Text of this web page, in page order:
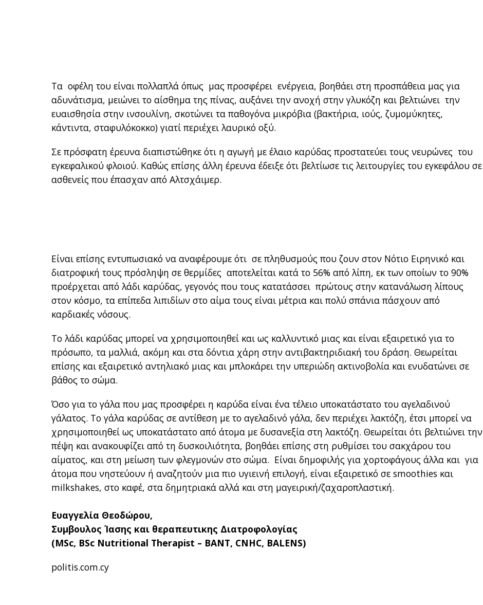
Τα οφέλη του είναι πολλαπλά όπως μας προσφέρει ενέργεια, βοηθάει στη προσπάθεια μας για
αδυνάτισμα, μειώνει το αίσθημα της πίνας, αυξάνει την ανοχή στην γλυκόζη και βελτιώνει την
ευαισθησία στην ινσουλίνη, σκοτώνει τα παθογόνα μικρόβια (βακτήρια, ιούς, ζυμομύκητες,
κάντιντα, σταφυλόκοκκο) γιατί περιέχει λαυρικό οξύ.
Σε πρόσφατη έρευνα διαπιστώθηκε ότι η αγωγή με έλαιο καρύδας προστατεύει τους νευρώνες του
εγκεφαλικού φλοιού. Καθώς επίσης άλλη έρευνα έδειξε ότι βελτίωσε τις λειτουργίες του εγκεφάλου σε
ασθενείς που έπασχαν από Αλτσχάιμερ.
Είναι επίσης εντυπωσιακό να αναφέρουμε ότι σε πληθυσμούς που ζουν στον Νότιο Ειρηνικό και
διατροφική τους πρόσληψη σε θερμίδες αποτελείται κατά το 56% από λίπη, εκ των οποίων το 90%
προέρχεται από λάδι καρύδας, γεγονός που τους κατατάσσει πρώτους στην κατανάλωση λίπους
στον κόσμο, τα επίπεδα λιπιδίων στο αίμα τους είναι μέτρια και πολύ σπάνια πάσχουν από
καρδιακές νόσους.
Το λάδι καρύδας μπορεί να χρησιμοποιηθεί και ως καλλυντικό μιας και είναι εξαιρετικό για το
πρόσωπο, τα μαλλιά, ακόμη και στα δόντια χάρη στην αντιβακτηριδιακή του δράση. Θεωρείται
επίσης και εξαιρετικό αντηλιακό μιας και μπλοκάρει την υπεριώδη ακτινοβολία και ενυδατώνει σε
βάθος το σώμα.
Όσο για το γάλα που μας προσφέρει η καρύδα είναι ένα τέλειο υποκατάστατο του αγελαδινού
γάλατος. Το γάλα καρύδας σε αντίθεση με το αγελαδινό γάλα, δεν περιέχει λακτόζη, έτσι μπορεί να
χρησιμοποιηθεί ως υποκατάστατο από άτομα με δυσανεξία στη λακτόζη. Θεωρείται ότι βελτιώνει την
πέψη και ανακουφίζει από τη δυσκοιλιότητα, βοηθάει επίσης στη ρυθμίσει του σακχάρου του
αίματος, και στη μείωση των φλεγμονών στο σώμα. Είναι δημοφιλής για χορτοφάγους άλλα και για
άτομα που νηστεύουν ή αναζητούν μια πιο υγιεινή επιλογή, είναι εξαιρετικό σε smoothies και
milkshakes, στο καφέ, στα δημητριακά αλλά και στη μαγειρική/ζαχαροπλαστική.
Ευαγγελία Θεοδώρου,
Συμβουλος Ίασης και θεραπευτικης Διατροφολογίας
(MSc, BSc Nutritional Therapist – BANT, CNHC, BALENS)
politis.com.cy